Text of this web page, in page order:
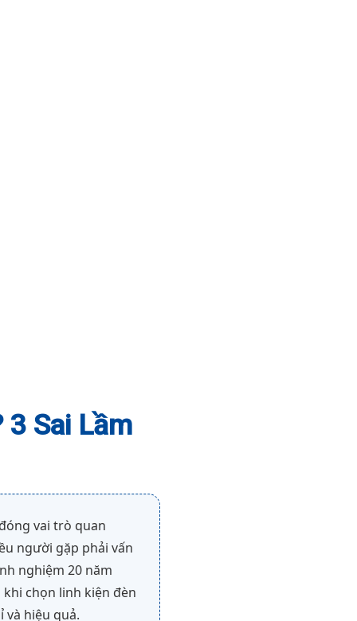
3 Sai Lầm
vai trò quan
người gặp phải vấn
nghiệm 20 năm
chọn linh kiện đèn
và hiệu quả.